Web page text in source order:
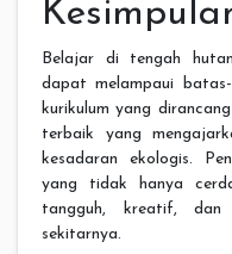
Belajar di tengah
dapat melampaui
kurikulum yang
terbaik yang
kesadaran ekologis.
yang tidak hanya
tangguh, kreatif, dan
sekitarnya.